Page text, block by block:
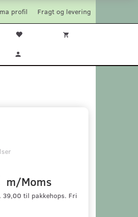
Fragt og levering
profil
m/Moms
39,00 til pakkehops. Fri